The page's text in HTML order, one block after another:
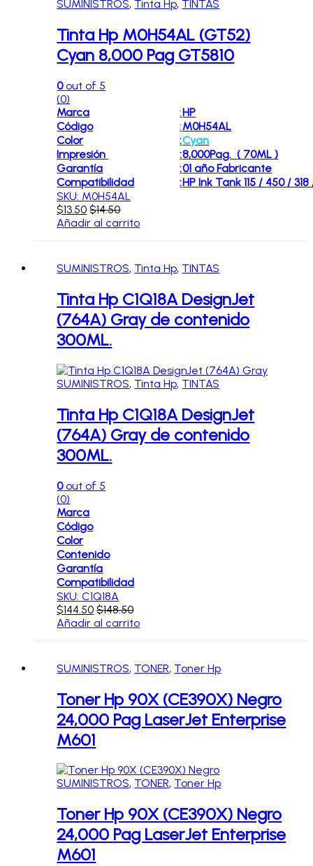
SUMINISTROS, Tinta Hp, TINTAS
Tinta Hp M0H54AL (GT52)
Cyan 8,000 Pag GT5810
0out of 5
(0)
Marca
:HP
Código
:M0H54AL
Color
:Cyan
Impresión
:8,000Pag. ( 70ML )
Garantía
:01 año Fabricante
Compatibilidad
:HP Ink Tank 115 / 450 /
SKU: M0H54AL
$13.50 $14.50
Añadir al carrito
SUMINISTROS, Tinta Hp, TINTAS
Tinta Hp C1Q18A DesignJet
(764A) Gray de contenido
300ML.
SUMINISTROS, Tinta Hp, TINTAS
Tinta Hp C1Q18A DesignJet
(764A) Gray de contenido
300ML.
0out of 5
(0)
Marca
Código
Color
Contenido
Garantía
Compatibilidad
SKU: C1Q18A
$144.50 $148.50
Añadir al carrito
SUMINISTROS, TONER, Toner Hp
Toner Hp 90X (CE390X) Negro
24,000 Pag LaserJet Enterprise
M601
SUMINISTROS, TONER, Toner Hp
Toner Hp 90X (CE390X) Negro
24,000 Pag LaserJet Enterprise
M601